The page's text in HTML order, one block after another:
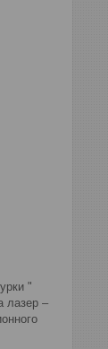
"
лазер –